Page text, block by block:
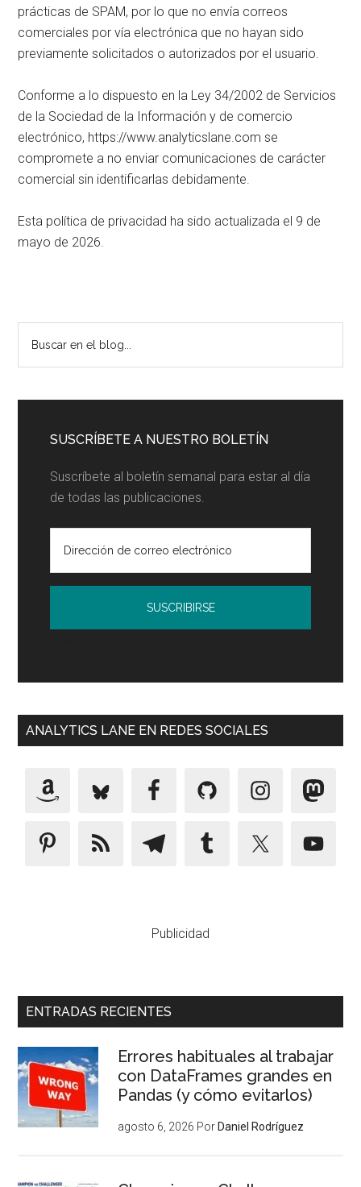
prácticas de SPAM, por lo que no envía correos
comerciales por vía electrónica que no hayan sido
previamente solicitados o autorizados por el usuario.
Conforme a lo dispuesto en la Ley 34/2002 de Servicios
de la Sociedad de la Información y de comercio
electrónico, https://www.analyticslane.com se
compromete a no enviar comunicaciones de carácter
comercial sin identificarlas debidamente.
Esta política de privacidad ha sido actualizada el 9 de
mayo de 2026.
Barra
lateral
principal
SUSCRÍBETE A NUESTRO BOLETÍN
Suscríbete al boletín semanal para estar al día
de todas las publicaciones.
ANALYTICS LANE EN REDES SOCIALES
Publicidad
ENTRADAS RECIENTES
Errores habituales al trabajar
con DataFrames grandes en
Pandas (y cómo evitarlos)
agosto 6, 2026 Por Daniel Rodríguez